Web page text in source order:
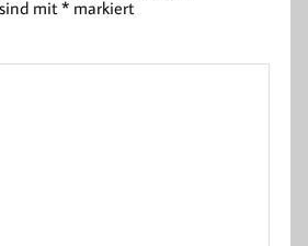
sind mit* markiert